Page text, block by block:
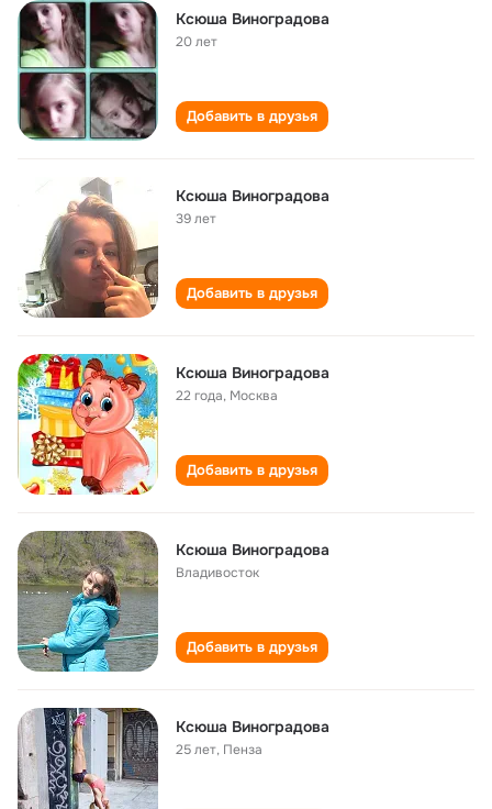
Ксюша Виноградова
20 лет
Добавить в друзья
Ксюша Виноградова
39 лет
Добавить в друзья
Ксюша Виноградова
22 года, Москва
Добавить в друзья
Ксюша Виноградова
Владивосток
Добавить в друзья
Ксюша Виноградова
25 лет, Пенза